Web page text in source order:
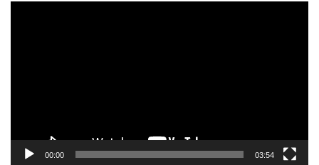
00:00 03:54